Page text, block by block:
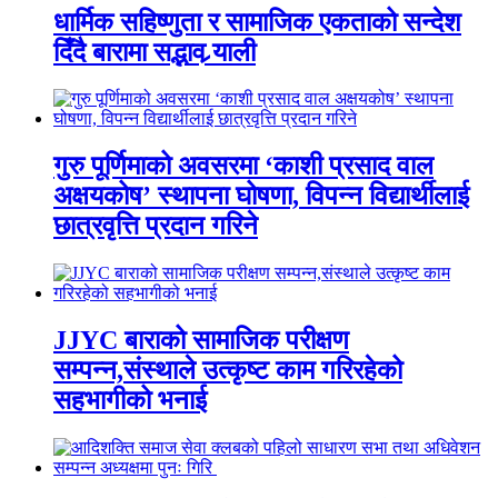
धार्मिक सहिष्णुता र सामाजिक एकताको सन्देश
दिँदै बारामा सद्भाव र्‍याली
गुरु पूर्णिमाको अवसरमा ‘काशी प्रसाद वाल
अक्षयकोष’ स्थापना घोषणा, विपन्न विद्यार्थीलाई
छात्रवृत्ति प्रदान गरिने
JJYC बाराको सामाजिक परीक्षण
सम्पन्न,संस्थाले उत्कृष्ट काम गरिरहेको
सहभागीको भनाई